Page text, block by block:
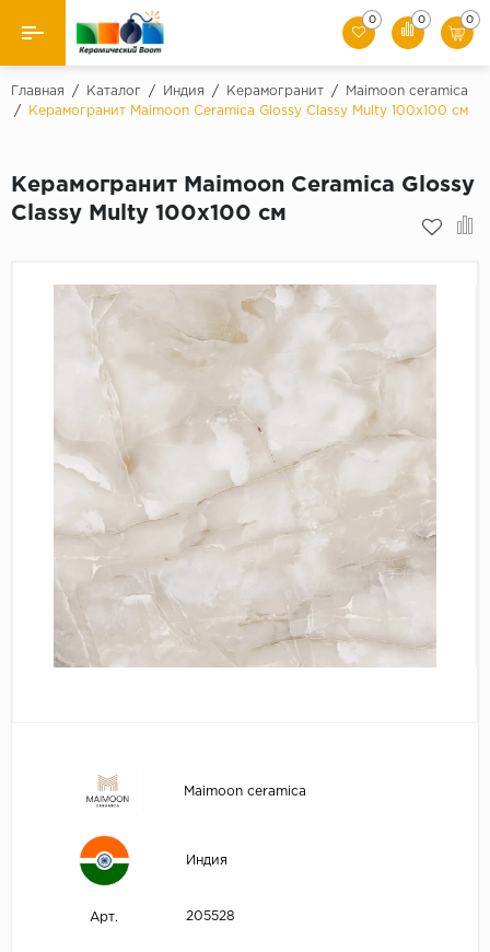
Назад
Керамическая плитка
Мозаики
Искусственный камень
0 0 0
Главная / Каталог / Индия / Керамогранит /
Maimoon ceramica
/
Керамогранит Maimoon Ceramica Glossy Classy Multy 100х100 см
Керамогранит Maimoon Ceramica Glossy
Classy Multy 100х100 см
Maimoon ceramica
Индия
Арт. 205528